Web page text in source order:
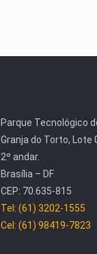
Parque Tecnológico
Granja do Torto, Lote
2º andar.
Brasília – DF
CEP: 70.635-815
Tel: (61) 3202-1555
Cel: (61) 98419-7823